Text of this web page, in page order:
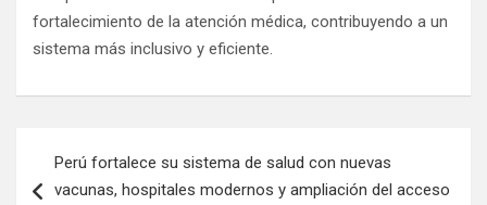
fortalecimiento de la atención médica, contribuyendo a un
sistema más inclusivo y eficiente.
Perú fortalece su sistema de salud con nuevas
vacunas, hospitales modernos y ampliación del acceso